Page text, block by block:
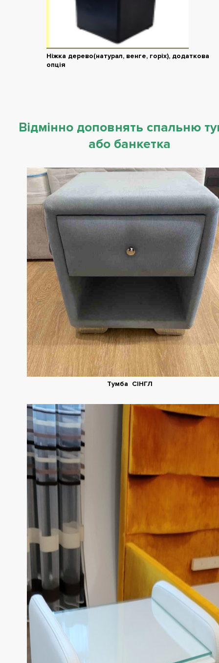
Ніжка дерево(натурал, венге, горіх), додаткова
опція
Відмінно доповнять спальню
або банкетка
Тумба СІНГЛ